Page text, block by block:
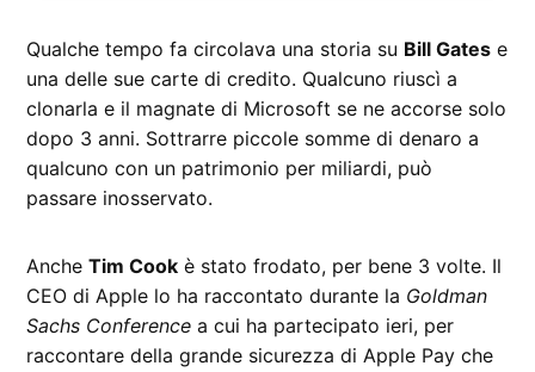
Qualche tempo fa circolava una storia su Bill Gates e
una delle sue carte di credito. Qualcuno riuscì a
clonarla e il magnate di Microsoft se ne accorse solo
dopo 3 anni. Sottrarre piccole somme di denaro a
qualcuno con un patrimonio per miliardi, può
passare inosservato.
AncheTim Cook è stato frodato, per bene 3 volte. Il
CEO di Apple lo ha raccontato durante la Goldman
Sachs Conference a cui ha partecipato ieri, per
raccontare della grande sicurezza di Apple Pay che